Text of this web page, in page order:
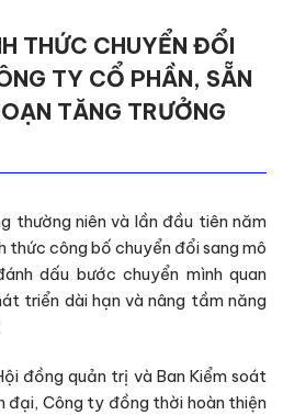
THỨC CHUYỂN ĐỔI
TY CỔ PHẦN, SẴN
TĂNG TRƯỞNG
thường niên và lần đầu tiên năm
thức công bố chuyển đổi sang mô
dấu bước chuyển mình quan
triển dài hạn và nâng tầm năng
đồng quản trị và Ban Kiểm soát
đại, Công ty đồng thời hoàn thiện